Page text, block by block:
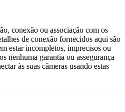
conexão ou associação com os
de conexão fornecidos aqui são
estar incompletos, imprecisos ou
nenhuma garantia ou assegurança
às suas câmeras usando estas